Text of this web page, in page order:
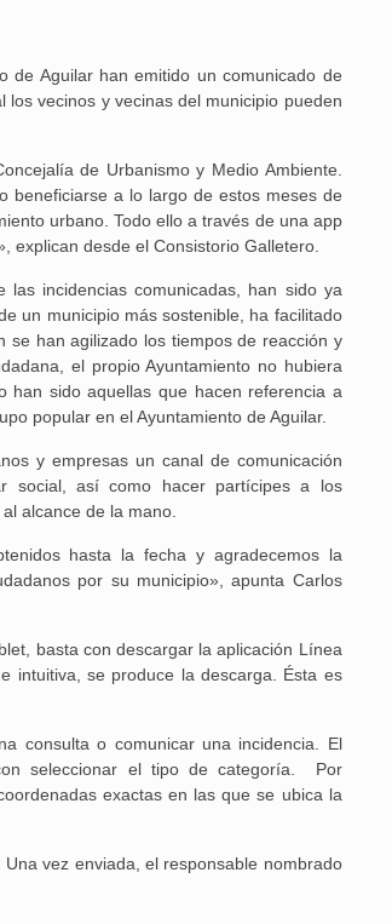
de Aguilar han emitido un comunicado de
vecinos y vecinas del municipio pueden
de Urbanismo y Medio Ambiente.
beneficiarse a lo largo de estos meses de
urbano. Todo ello a través de una app
explican desde el Consistorio Galletero.
incidencias comunicadas, han sido ya
un municipio más sostenible, ha facilitado
se han agilizado los tiempos de reacción y
el propio Ayuntamiento no hubiera
han sido aquellas que hacen referencia a
popular en el Ayuntamiento de Aguilar.
y empresas un canal de comunicación
social, así como hacer partícipes a los
alcance de la mano.
hasta la fecha y agradecemos la
por su municipio», apunta Carlos
basta con descargar la aplicación Línea
intuitiva, se produce la descarga. Ésta es
consulta o comunicar una incidencia. El
seleccionar el tipo de categoría. Por
exactas en las que se ubica la
vez enviada, el responsable nombrado
Aguilar de Campoo en la
memoria: un viaje fotográfico